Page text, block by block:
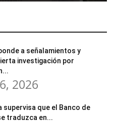
a señalamientos y
investigación por
2026
supervisa que el Banco de
traduzca en...